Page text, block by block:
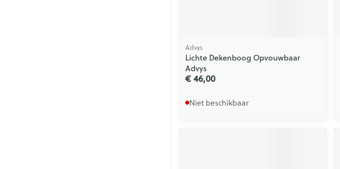
Advys
Lichte Dekenboog Opvouwbaar
Advys
€ 46,00
Niet beschikbaar